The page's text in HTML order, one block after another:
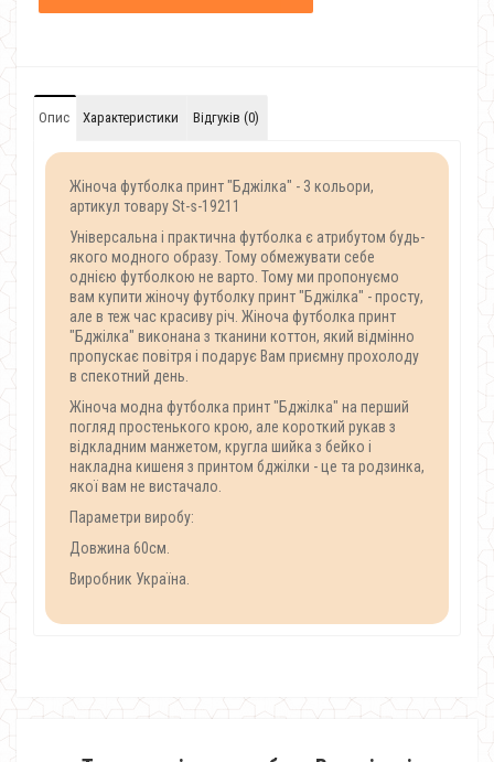
Опис Характеристики Відгуків (0)
Жіноча футболка принт "Бджілка" - 3 кольори,
артикул товару St-s-19211
Універсальна і практична футболка є атрибутом будь-
якого модного образу. Тому обмежувати себе
однією футболкою не варто. Тому ми пропонуємо
вам купити жіночу футболку принт "Бджілка" - просту,
але в теж час красиву річ. Жіноча футболка принт
"Бджілка" виконана з тканини коттон, який відмінно
пропускає повітря і подарує Вам приємну прохолоду
в спекотний день.
Жіноча модна футболка принт "Бджілка" на перший
погляд простенького крою, але короткий рукав з
відкладним манжетом, кругла шийка з бейко і
накладна кишеня з принтом бджілки - це та родзинка,
якої вам не вистачало.
Параметри виробу:
Довжина 60см.
Виробник Україна.